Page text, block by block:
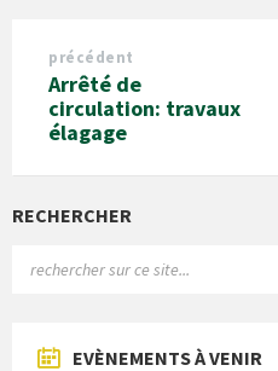
précédent
Arrêté de
circulation: travaux
élagage
RECHERCHER
EVÈNEMENTS À VENIR